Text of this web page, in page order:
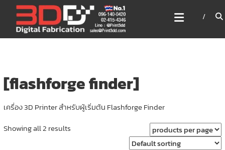
content
3DD DIGITAL FABRICATION
เครื่องพิมพ์3มิติ สแกนเนอร์
เลเซอร์
[flashforge finder]
เครื่อง 3D Printer สำหรับผู้เริ่มต้น Flashforge Finder
Showing all 2 results